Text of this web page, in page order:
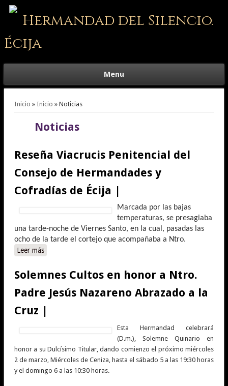
Hermandad del Silencio.
Écija
Menu
Se encuentra usted aquí
Inicio » Inicio » Noticias
Noticias
Reseña Viacrucis Penitencial del
Consejo de Hermandades y
Cofradías de Écija |
Marcada por las bajas
temperaturas, se presagiaba
una tarde-noche de Viernes Santo, en la cual, pasadas las
ocho de la tarde el cortejo que acompañaba a Ntro.
Leer mássobre Reseña Viacrucis Penitencial del Consejo de
Solemnes Cultos en honor a Ntro.
Padre Jesús Nazareno Abrazado a la
Cruz |
Esta Hermandad celebrará
(D.m.), Solemne Quinario en
honor a su Dulcísimo Titular, dando comienzo el próximo miércoles
2 de marzo, Miércoles de Ceniza, hasta el sábado 5 a las 19:30 horas
y el domingo 6 a las 10:30 horas.